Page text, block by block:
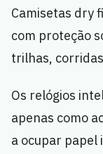
Camisetas dry
com proteção
trilhas,
Os relógios
apenas como
a ocupar